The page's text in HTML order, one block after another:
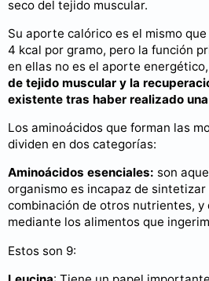
seco del tejido muscular.
Su aporte calórico es el mismo
4 kcal por gramo, pero la función
en ellas no es el aporte
de tejido muscular y la
existente tras haber realizado
Los aminoácidos que forman las
dividen en dos categorías:
Aminoácidos esenciales: son
organismo es incapaz de
combinación de otros nutrientes,
mediante los alimentos que
Estos son 9: